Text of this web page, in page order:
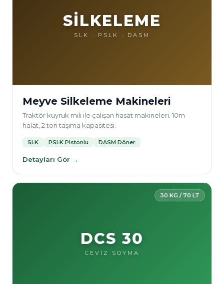
SİLKELEME
SLK · PSLK · DASM
Meyve Silkeleme Makineleri
Traktör kuyruk mili ile çalışan hasat makineleri. 10m
halat, 2 ton taşıma kapasitesi.
SLK PSLK Pistonlu DASM Döner
Detayları Gör →
30 KG / 70 LT
DCS 30
CEVİZ SOYMA